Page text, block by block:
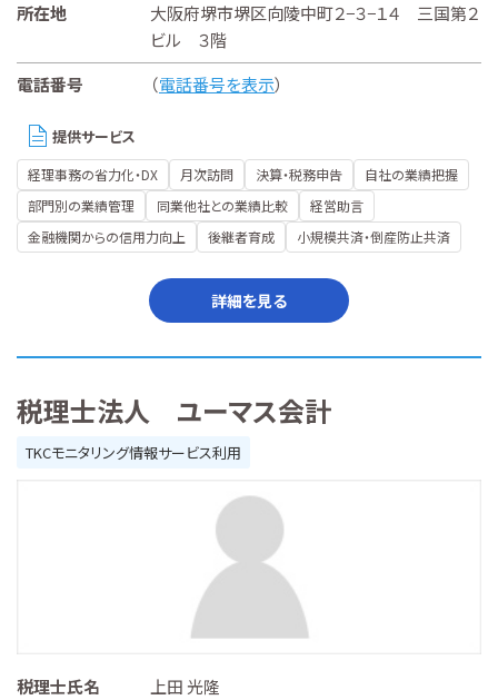
所在地
大阪府堺市堺区向陵中町２−３−１４ 三国第２
ビル ３階
電話番号
（電話番号を表示）
提供サービス
経理事務の省力化・DX 月次訪問 決算・税務申告
自社の業績把握
部門別の業績管理
同業他社との業績比較
経営助言
金融機関からの信用力向上
後継者育成 小規模共済・倒産防止共済
詳細を見る
税理士法人 ユーマス会計
TKCモニタリング情報サービス利用
税理士氏名
上田 光隆